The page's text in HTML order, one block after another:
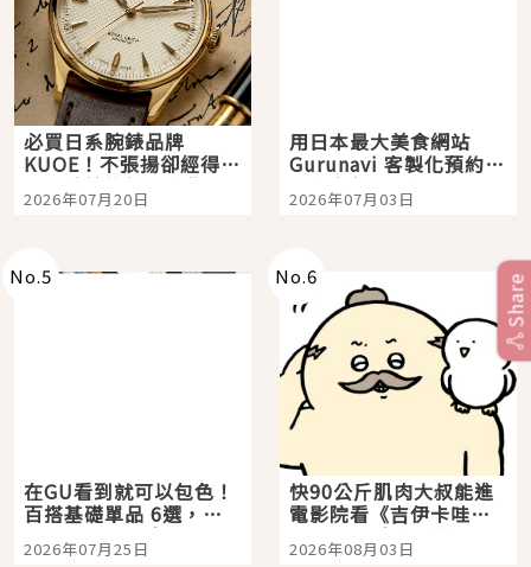
必買日系腕錶品牌
KUOE！不張揚卻經得起
時間洗鍊的經典之作五
選
2026年07月20日
用日本最大美食網站
Gurunavi 客製化預約九
大都市餐廳，打造專屬
美食體驗！
2026年07月03日
No.5
在GU看到就可以包色！
百搭基礎單品 6選，閉
眼全收也不心疼
2026年07月25日
No.6
快90公斤肌肉大叔能進
電影院看《吉伊卡哇》
嗎？日本重金屬樂團
「打首」會長與nagano
2026年08月03日
Share